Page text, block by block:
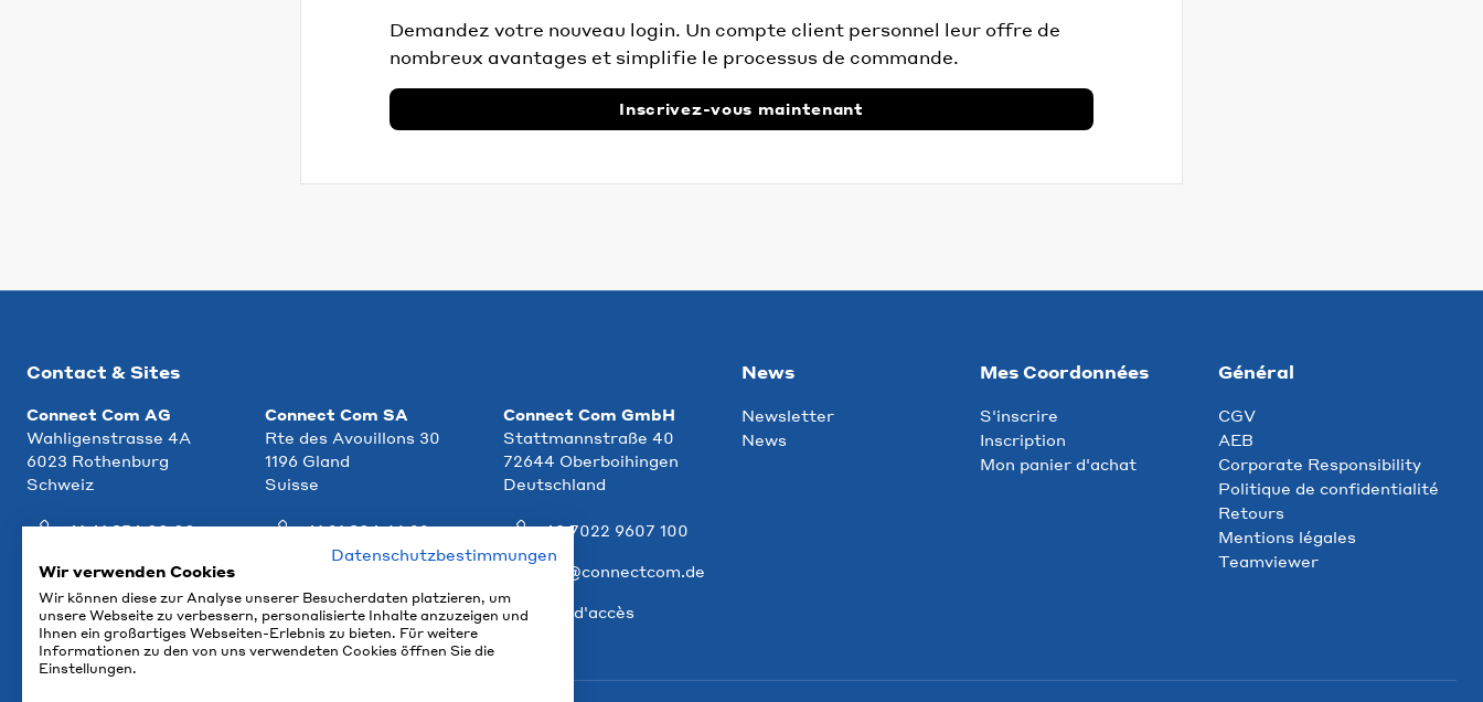
Demandez votre nouveau login. Un compte client personnel leur offre de
nombreux avantages et simplifie le processus de commande.
Inscrivez-vous maintenant
Contact & Sites
Connect Com AG
Wahligenstrasse 4A
6023 Rothenburg
Schweiz
+41 41 854 00 00
info@ccm.ch
Plan d'accès
Connect Com SA
Rte des Avouillons 30
1196 Gland
Suisse
+41 21 804 66 22
Plan d'accès
Connect Com GmbH
Stattmannstraße 40
72644 Oberboihingen
Deutschland
+49 7022 9607 100
info@connectcom.de
Plan d'accès
News
Newsletter
News
Mes Coordonnées
S'inscrire
Inscription
Mon panier d'achat
Général
CGV
AEB
Corporate Responsibility
Politique de confidentialité
Retours
Mentions légales
Teamviewer
Datenschutzbestimmungen
Wir verwenden Cookies
Wir können diese zur Analyse unserer Besucherdaten platzieren, um
unsere Webseite zu verbessern, personalisierte Inhalte anzuzeigen und
Ihnen ein großartiges Webseiten-Erlebnis zu bieten. Für weitere
Informationen zu den von uns verwendeten Cookies öffnen Sie die
Einstellungen.